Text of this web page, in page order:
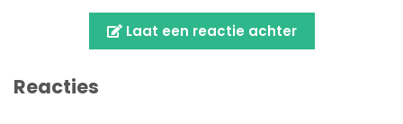
Laat een reactie achter
Reacties